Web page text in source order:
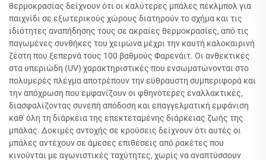
θερμοκρασίας δείχνουν ότι οι καλύτερες μπάλες πέκλμπολ για
παιχνίδι σε εξωτερικούς χώρους διατηρούν το σχήμα και τις
ιδιότητες αναπήδησης τους σε ακραίες θερμοκρασίες, από τις
παγωμένες συνθήκες του χειμώνα μέχρι την καυτή καλοκαιρινή
ζέστη που ξεπερνά τους 100 βαθμούς Φαρενάιτ. Οι ανθεκτικές
στα υπεριώδη (UV) χαρακτηριστικές που ενσωματώνονται στο
πολυμερές πλέγμα αποτρέπουν την εύθραυστη συμπεριφορά και
την απόχρωση που εμφανίζουν οι φθηνότερες εναλλακτικές,
διασφαλίζοντας συνεπή απόδοση και επαγγελματική εμφάνιση
καθ' όλη τη διάρκεια της επεκτεταμένης διάρκειας ζωής της
μπάλας. Δοκιμές αντοχής σε κρούσεις δείχνουν ότι αυτές οι
μπάλες αντέχουν σε άμεσες επιθέσεις από ρακέτες που
κινούνται με αγωνιστικές ταχύτητες, χωρίς να αναπτύσσουν